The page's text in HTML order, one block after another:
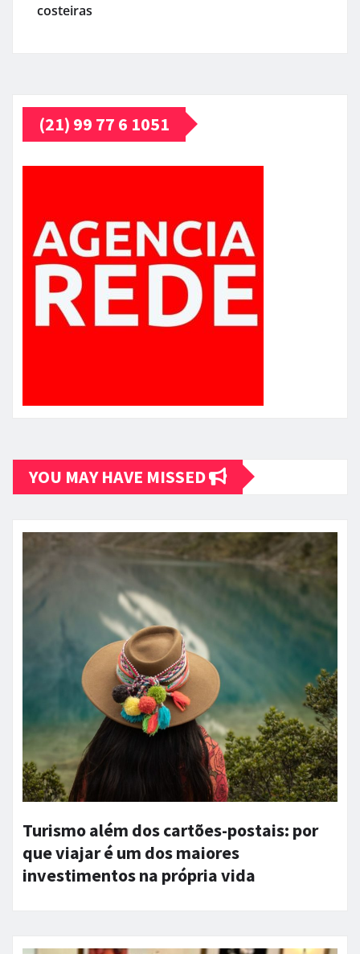
costeiras
(21) 99 77 6 1051
YOU MAY HAVE MISSED
Turismo além dos cartões-postais: por
que viajar é um dos maiores
investimentos na própria vida